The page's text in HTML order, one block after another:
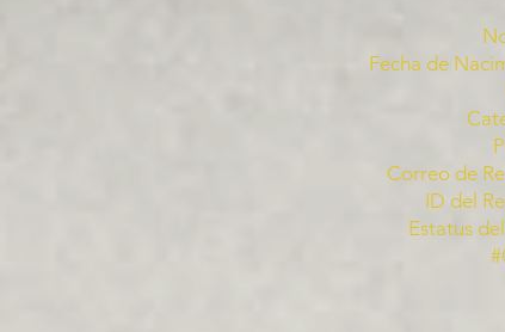
Fecha de
Correo de
ID del
Estatus